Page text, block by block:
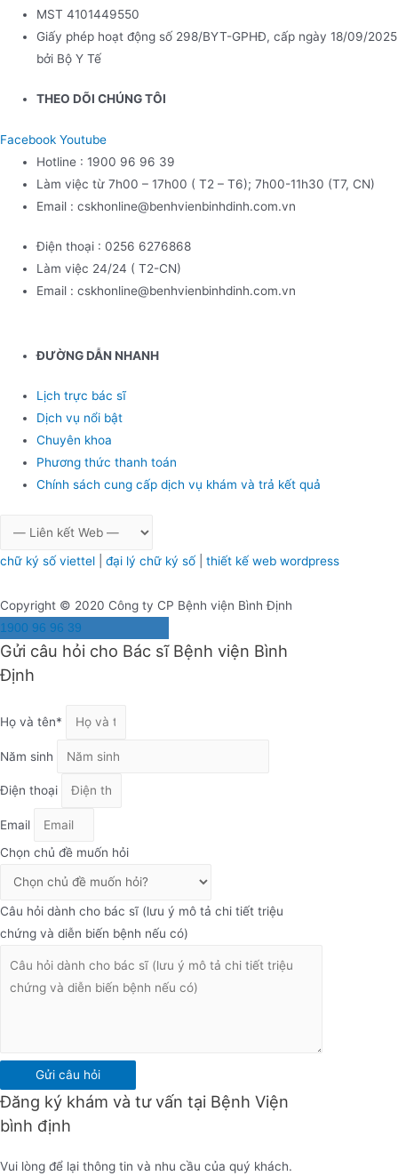
MST 4101449550
Giấy phép hoạt động số 298/BYT-GPHĐ, cấp ngày 18/09/2025
bởi Bộ Y Tế
THEO DÕI CHÚNG TÔI
Facebook Youtube
Hotline : 1900 96 96 39
Làm việc từ 7h00 – 17h00 ( T2 – T6); 7h00-11h30 (T7, CN)
Email : cskhonline@benhvienbinhdinh.com.vn
Điện thoại : 0256 6276868
Làm việc 24/24 ( T2-CN)
Email : cskhonline@benhvienbinhdinh.com.vn
ĐƯỜNG DẪN NHANH
Lịch trực bác sĩ
Dịch vụ nổi bật
Chuyên khoa
Phương thức thanh toán
Chính sách cung cấp dịch vụ khám và trả kết quả
chữ ký số viettel đại lý chữ ký số thiết kế web wordpress
Copyright © 2020 Công ty CP Bệnh viện Bình Định
1900 96 96 39
Gửi câu hỏi cho Bác sĩ Bệnh viện Bình
Định
Họ và tên*
Năm sinh
Điện thoại
Email
Chọn chủ đề muốn hỏi
Câu hỏi dành cho bác sĩ (lưu ý mô tả chi tiết triệu
chứng và diễn biến bệnh nếu có)
Gửi câu hỏi
Đăng ký khám và tư vấn tại Bệnh Viện
bình định
Vui lòng để lại thông tin và nhu cầu của quý khách.